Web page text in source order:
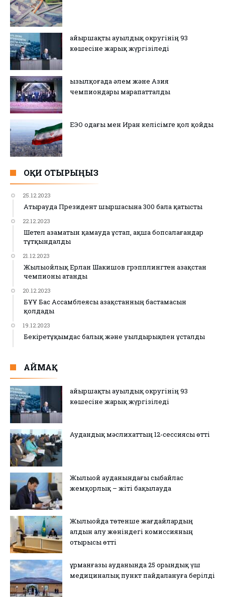
Қайыршақты ауылдық округінің 93
көшесіне жарық жүргізіледі
Қызылқоғада әлем және Азия
чемпиондары марапатталды
ЕЭО одағы мен Иран келісімге қол қойды
ОҚИ ОТЫРЫҢЫЗ
25.12.2023
Атырауда Президент шыршасына 300 бала қатысты
22.12.2023
Шетел азаматын қамауда ұстап, ақша бопсалағандар
тұтқындалды
21.12.2023
Жылыойлық Ерлан Шакишов грэпплингтен Қазақстан
чемпионы атанды
20.12.2023
БҰҰ Бас Ассамблеясы Қазақстанның бастамасын
қолдады
19.12.2023
Бекіретұқымдас балық және уылдырықпен ұсталды
АЙМАҚ
Қайыршақты ауылдық округінің 93
көшесіне жарық жүргізіледі
Аудандық мәслихаттың 12-сессиясы өтті
Жылыой ауданындағы сыбайлас
жемқорлық – жіті бақылауда
Жылыойда төтенше жағдайлардың
алдын алу жөніндегі комиссияның
отырысы өтті
Құрманғазы ауданында 25 орындық үш
медициналық пункт пайдалануға берілді